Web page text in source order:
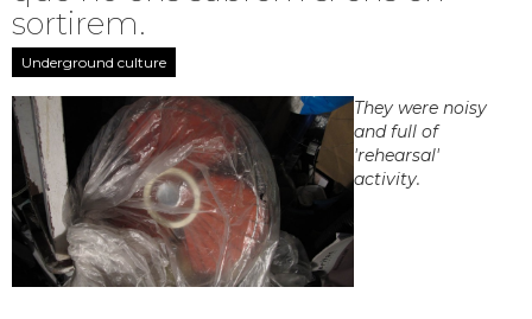
sortirem.
Underground culture
They were noisy
and full of
'rehearsal'
activity.